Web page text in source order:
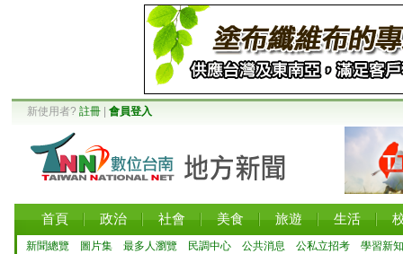
新使用者? 註冊 會員登入
首頁 政治 社會 美食 旅遊 生活
新聞總覽 圖片集 最多人瀏覽 民調中心 公共消息 公私立招考 學習新知